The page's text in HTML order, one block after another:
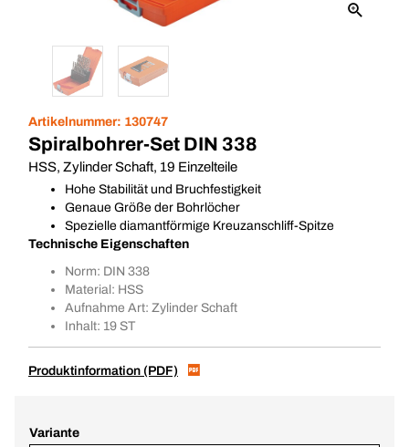
Artikelnummer: 130747
Spiralbohrer-Set DIN 338
HSS, Zylinder Schaft, 19 Einzelteile
Hohe Stabilität und Bruchfestigkeit
Genaue Größe der Bohrlöcher
Spezielle diamantförmige Kreuzanschliff-Spitze
Technische Eigenschaften
Norm: DIN 338
Material: HSS
Aufnahme Art: Zylinder Schaft
Inhalt: 19 ST
Produktinformation (PDF)
Variante